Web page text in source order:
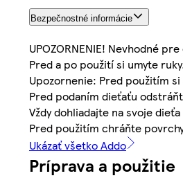
Bezpečnostné informácie
UPOZORNENIE! Nevhodné
Pred a po použití si umyte
Upozornenie: Pred použitím
Pred podaním dieťaťu
Vždy dohliadajte na svoje
Pred použitím chráňte
Ukázať všetko Addo
Príprava a použitie